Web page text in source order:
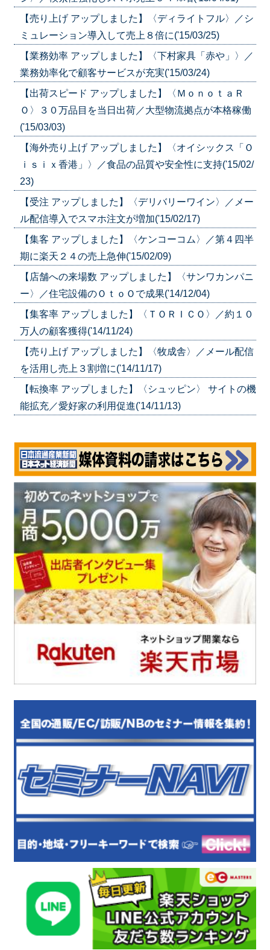
【売り上げ アップしました】〈ディライトフル〉／シ
ミュレーション導入して売上８倍に('15/03/25)
【業務効率 アップしました】〈下村家具「赤や」〉／
業務効率化で顧客サービスが充実('15/03/24)
【出荷スピード アップしました】〈ＭｏｎｏｔａＲ
Ｏ〉３０万品目を当日出荷／大型物流拠点が本格稼働
('15/03/03)
【海外売り上げ アップしました】〈オイシックス「Ｏ
ｉｓｉｘ香港」〉／食品の品質や安全性に支持('15/02/
23)
【受注 アップしました】〈デリバリーワイン〉／メー
ル配信導入でスマホ注文が増加('15/02/17)
【集客 アップしました】〈ケンコーコム〉／第４四半
期に楽天２４の売上急伸('15/02/09)
【店舗への来場数 アップしました】〈サンワカンパニ
ー〉／住宅設備のＯｔｏＯで成果('14/12/04)
【集客率 アップしました】〈ＴＯＲＩＣＯ〉／約１０
万人の顧客獲得('14/11/24)
【売り上げ アップしました】〈牧成舎〉／メール配信
を活用し売上３割増に('14/11/17)
【転換率 アップしました】〈シュッピン〉 サイトの機
能拡充／愛好家の利用促進('14/11/13)